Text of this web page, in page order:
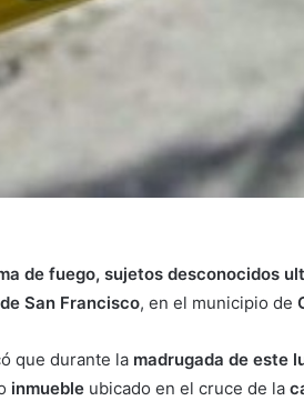
de fuego, sujetos desconocidos
San Francisco, en el municipio de
que durante la madrugada de este
inmueble ubicado en el cruce de la